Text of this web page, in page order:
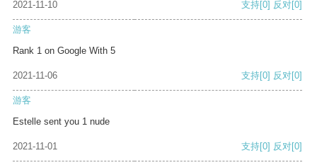
2021-11-10 支持[0] 反对[0]
游客
Rank 1 on Google With 5
2021-11-06 支持[0] 反对[0]
游客
Estelle sent you 1 nude
2021-11-01 支持[0] 反对[0]